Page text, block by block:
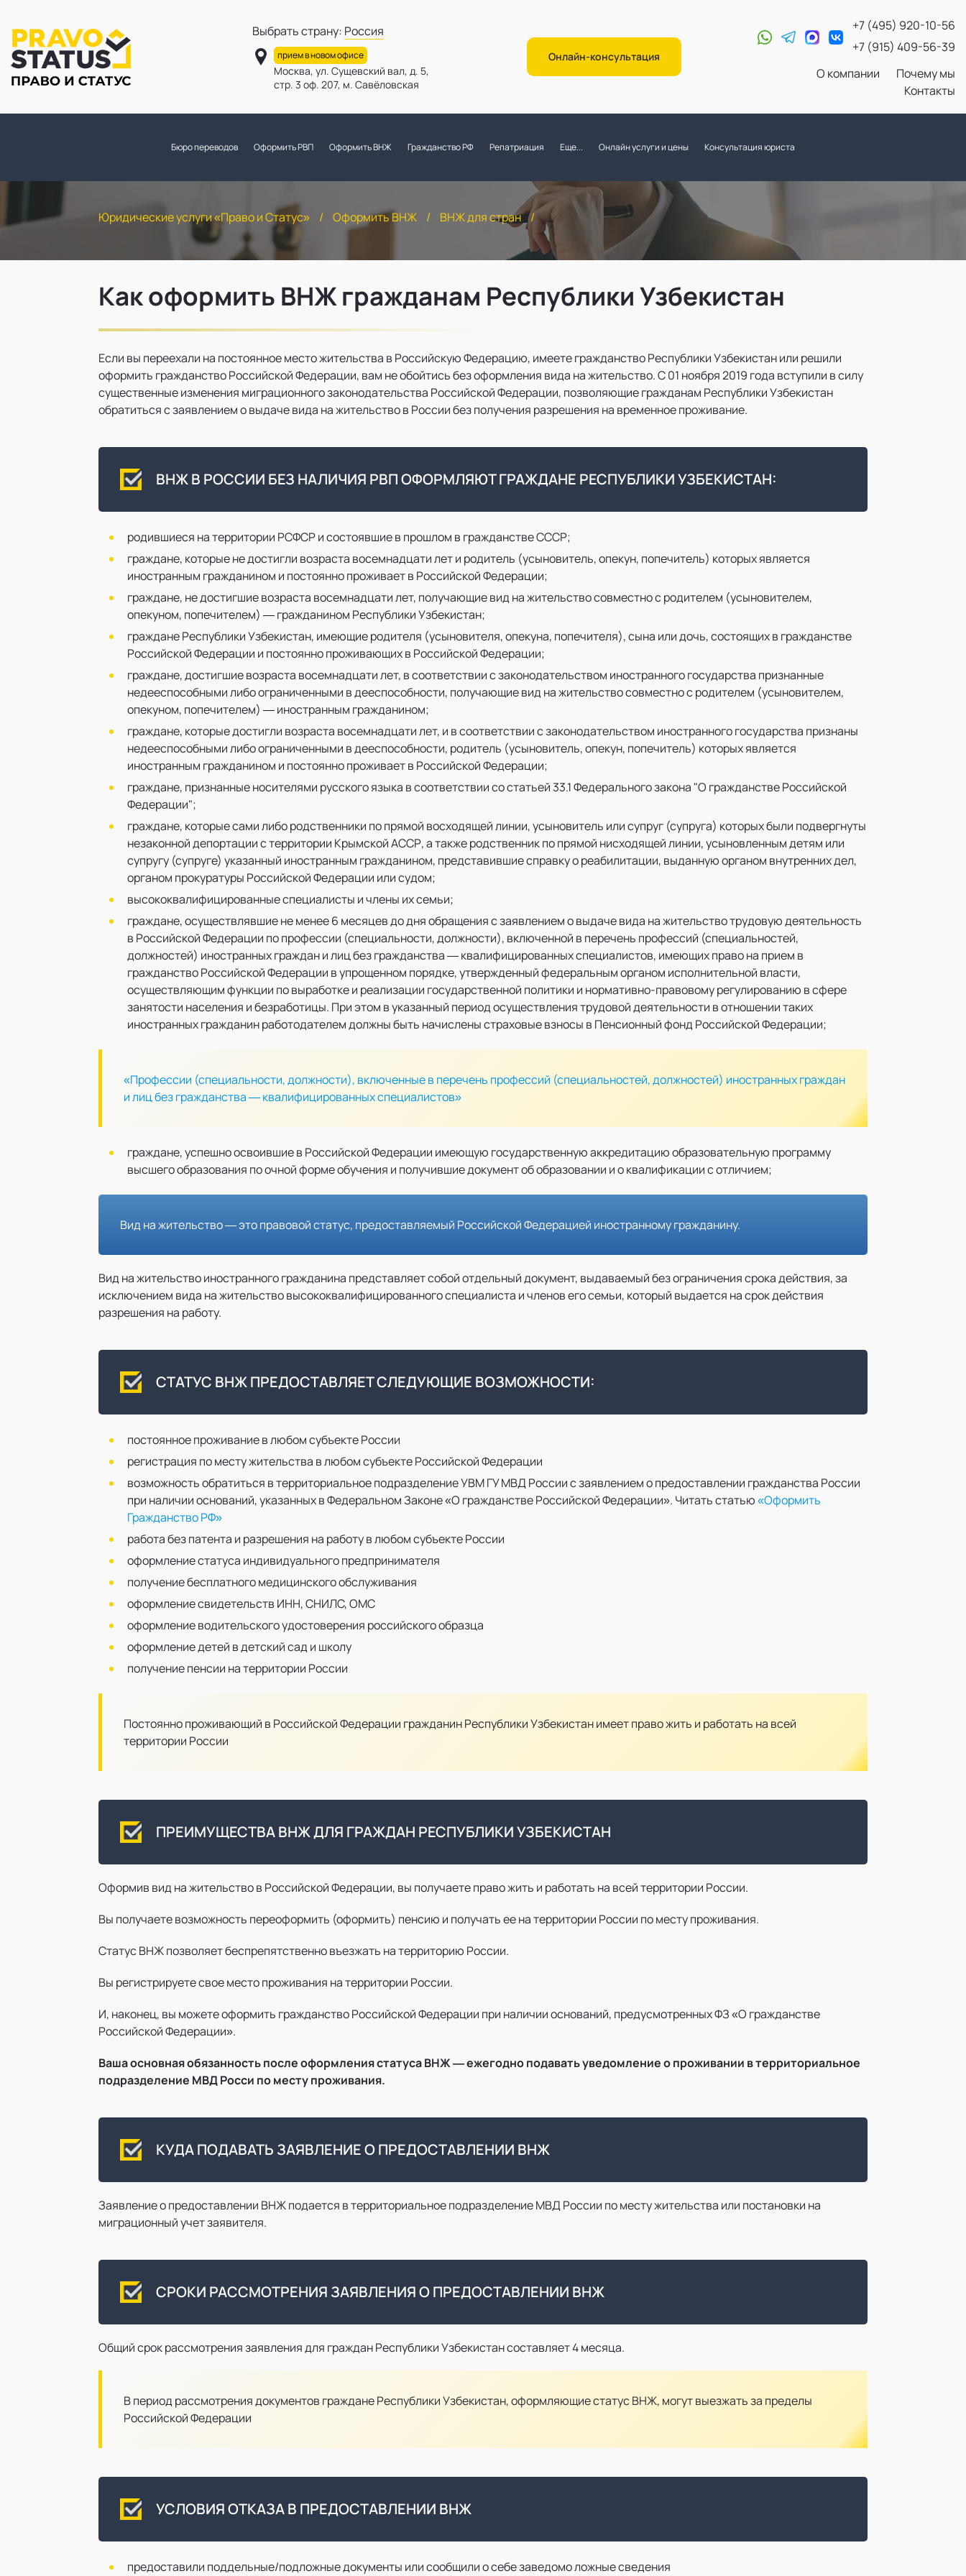
Выбрать страну: Россия
прием в новом офисе
Москва, ул. Сущевский вал, д. 5,
стр. 3 оф. 207, м. Савёловская
Онлайн-консультация
+7 (495) 920-10-56
+7 (915) 409-56-39
О компании
Почему мы
Контакты
Бюро переводов Оформить РВП Оформить ВНЖ Гражданство РФ Репатриация Еще... Онлайн услуги и цены Консультация юриста
Юридические услуги «Право и Статус» / Оформить ВНЖ / ВНЖ для стран /
Как оформить ВНЖ гражданам Республики Узбекистан
Если вы переехали на постоянное место жительства в Российскую Федерацию, имеете гражданство Республики Узбекистан или решили
оформить гражданство Российской Федерации, вам не обойтись без оформления вида на жительство. С 01 ноября 2019 года вступили в силу
существенные изменения миграционного законодательства Российской Федерации, позволяющие гражданам Республики Узбекистан
обратиться с заявлением о выдаче вида на жительство в России без получения разрешения на временное проживание.
ВНЖ В РОССИИ БЕЗ НАЛИЧИЯ РВП ОФОРМЛЯЮТ ГРАЖДАНЕ РЕСПУБЛИКИ УЗБЕКИСТАН:
родившиеся на территории РСФСР и состоявшие в прошлом в гражданстве СССР;
граждане, которые не достигли возраста восемнадцати лет и родитель (усыновитель, опекун, попечитель) которых является
иностранным гражданином и постоянно проживает в Российской Федерации;
граждане, не достигшие возраста восемнадцати лет, получающие вид на жительство совместно с родителем (усыновителем,
опекуном, попечителем) — гражданином Республики Узбекистан;
граждане Республики Узбекистан, имеющие родителя (усыновителя, опекуна, попечителя), сына или дочь, состоящих в гражданстве
Российской Федерации и постоянно проживающих в Российской Федерации;
граждане, достигшие возраста восемнадцати лет, в соответствии с законодательством иностранного государства признанные
недееспособными либо ограниченными в дееспособности, получающие вид на жительство совместно с родителем (усыновителем,
опекуном, попечителем) — иностранным гражданином;
граждане, которые достигли возраста восемнадцати лет, и в соответствии с законодательством иностранного государства признаны
недееспособными либо ограниченными в дееспособности, родитель (усыновитель, опекун, попечитель) которых является
иностранным гражданином и постоянно проживает в Российской Федерации;
граждане, признанные носителями русского языка в соответствии со статьей 33.1 Федерального закона "О гражданстве Российской
Федерации";
граждане, которые сами либо родственники по прямой восходящей линии, усыновитель или супруг (супруга) которых были подвергнуты
незаконной депортации с территории Крымской АССР, а также родственник по прямой нисходящей линии, усыновленным детям или
супругу (супруге) указанный иностранным гражданином, представившие справку о реабилитации, выданную органом внутренних дел,
органом прокуратуры Российской Федерации или судом;
высококвалифицированные специалисты и члены их семьи;
граждане, осуществлявшие не менее 6 месяцев до дня обращения с заявлением о выдаче вида на жительство трудовую деятельность
в Российской Федерации по профессии (специальности, должности), включенной в перечень профессий (специальностей,
должностей) иностранных граждан и лиц без гражданства — квалифицированных специалистов, имеющих право на прием в
гражданство Российской Федерации в упрощенном порядке, утвержденный федеральным органом исполнительной власти,
осуществляющим функции по выработке и реализации государственной политики и нормативно-правовому регулированию в сфере
занятости населения и безработицы. При этом в указанный период осуществления трудовой деятельности в отношении таких
иностранных гражданин работодателем должны быть начислены страховые взносы в Пенсионный фонд Российской Федерации;
«Профессии (специальности, должности), включенные в перечень профессий (специальностей, должностей) иностранных граждан
и лиц без гражданства — квалифицированных специалистов»
граждане, успешно освоившие в Российской Федерации имеющую государственную аккредитацию образовательную программу
высшего образования по очной форме обучения и получившие документ об образовании и о квалификации с отличием;
Вид на жительство— это правовой статус, предоставляемый Российской Федерацией иностранному гражданину.
Вид на жительство иностранного гражданина представляет собой отдельный документ, выдаваемый без ограничения срока действия, за
исключением вида на жительство высококвалифицированного специалиста и членов его семьи, который выдается на срок действия
разрешения на работу.
СТАТУС ВНЖ ПРЕДОСТАВЛЯЕТ СЛЕДУЮЩИЕ ВОЗМОЖНОСТИ:
постоянное проживание в любом субъекте России
регистрация по месту жительства в любом субъекте Российской Федерации
возможность обратиться в территориальное подразделение УВМ ГУ МВД России с заявлением о предоставлении гражданства России
при наличии оснований, указанных в Федеральном Законе «О гражданстве Российской Федерации». Читать статью«Оформить
Гражданство РФ»
работа без патента и разрешения на работу в любом субъекте России
оформление статуса индивидуального предпринимателя
получение бесплатного медицинского обслуживания
оформление свидетельств ИНН, СНИЛС, ОМС
оформление водительского удостоверения российского образца
оформление детей в детский сад и школу
получение пенсии на территории России
Постоянно проживающий в Российской Федерации гражданин Республики Узбекистан имеет право жить и работать на всей
территории России
ПРЕИМУЩЕСТВА ВНЖ ДЛЯ ГРАЖДАН РЕСПУБЛИКИ УЗБЕКИСТАН
Оформив вид на жительство в Российской Федерации, вы получаете право жить и работать на всей территории России.
Вы получаете возможность переоформить (оформить) пенсию и получать ее на территории России по месту проживания.
Статус ВНЖ позволяет беспрепятственно въезжать на территорию России.
Вы регистрируете свое место проживания на территории России.
И, наконец, вы можете оформить гражданство Российской Федерации при наличии оснований, предусмотренных ФЗ «О гражданстве
Российской Федерации».
Ваша основная обязанность после оформления статуса ВНЖ — ежегодно подавать уведомление о проживании в территориальное
подразделение МВД Росси по месту проживания.
КУДА ПОДАВАТЬ ЗАЯВЛЕНИЕ О ПРЕДОСТАВЛЕНИИ ВНЖ
Заявление о предоставлении ВНЖ подается в территориальное подразделение МВД России по месту жительства или постановки на
миграционный учет заявителя.
СРОКИ РАССМОТРЕНИЯ ЗАЯВЛЕНИЯ О ПРЕДОСТАВЛЕНИИ ВНЖ
Общий срок рассмотрения заявления для граждан Республики Узбекистан составляет 4 месяца.
В период рассмотрения документов граждане Республики Узбекистан, оформляющие статус ВНЖ, могут выезжать за пределы
Российской Федерации
УСЛОВИЯ ОТКАЗА В ПРЕДОСТАВЛЕНИИ ВНЖ
предоставили поддельные/подложные документы или сообщили о себе заведомо ложные сведения